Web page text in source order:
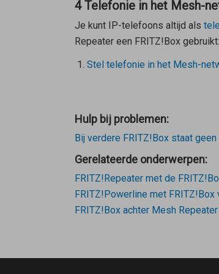
4 Telefonie in het Mesh-
Je kunt IP-telefoons altijd als
Repeatereen FRITZ!Box gebruikt:
Stel telefonie in het Mesh-
Hulp bij problemen:
Bij verdere FRITZ!Box staat
Gerelateerde onderwerpen:
FRITZ!Repeater met de
FRITZ!Powerline met FRITZ!Box
FRITZ!Box achter Mesh